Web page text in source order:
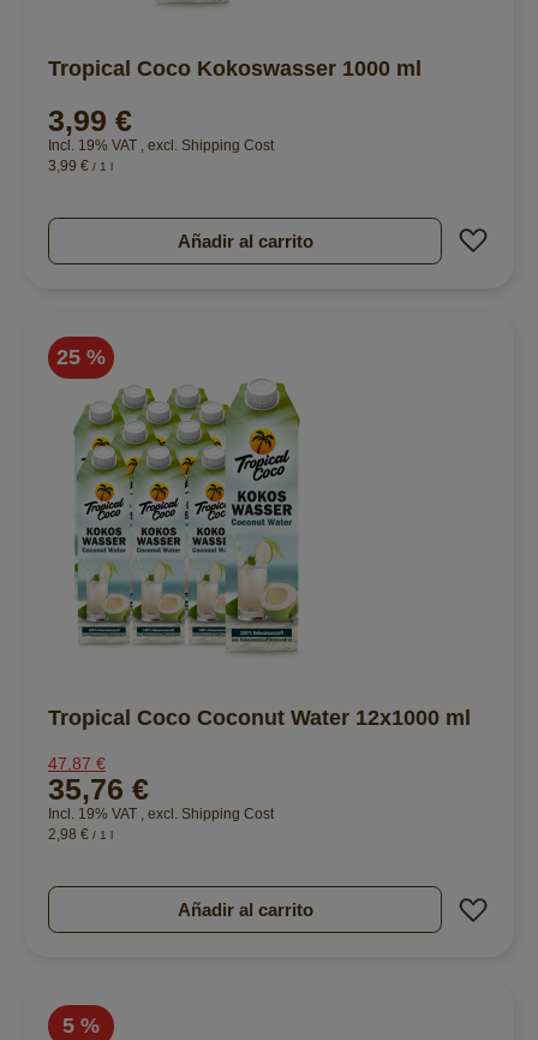
Tropical Coco Kokoswasser 1000 ml
3,99 €
Incl. 19% VAT , excl. Shipping Cost
3,99 € / 1 l
Añadir al carrito
25 %
Tropical Coco Coconut Water 12x1000 ml
47,87 €
35,76 €
Incl. 19% VAT , excl. Shipping Cost
2,98 € / 1 l
Añadir al carrito
5 %